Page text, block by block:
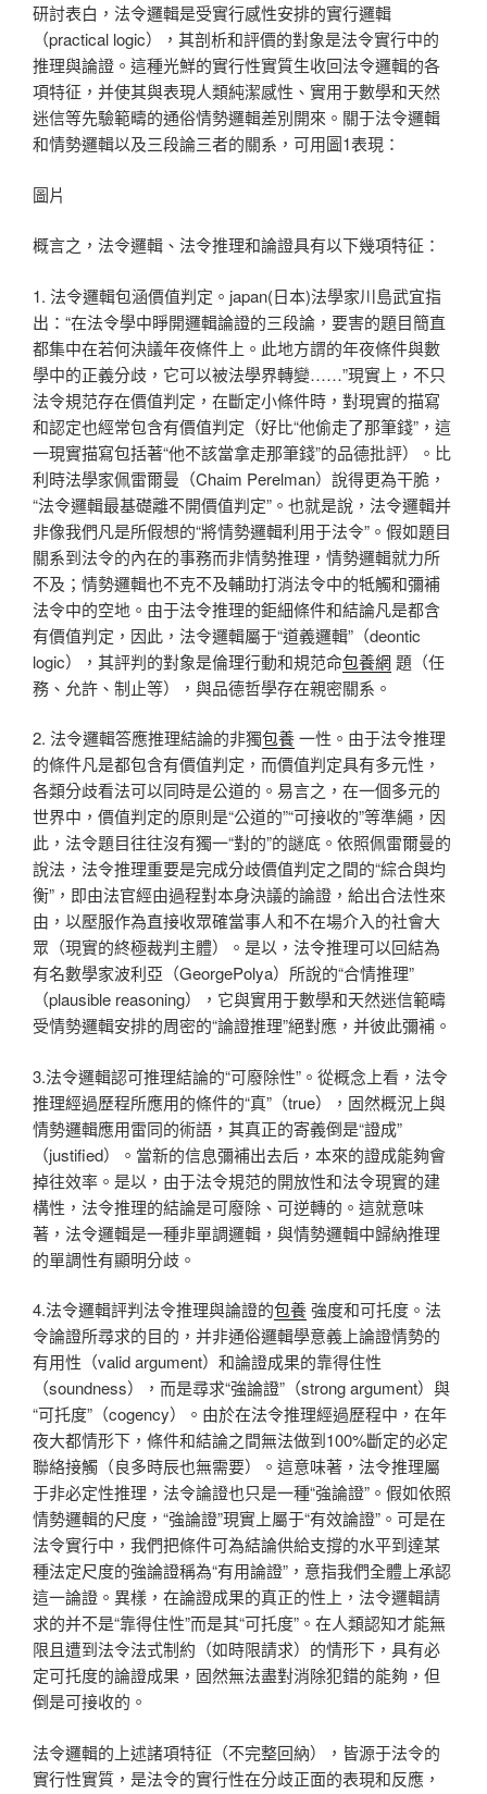
研討表白，法令邏輯是受實行感性安排的實行邏輯
（practical logic），其剖析和評價的對象是法令實行中的
推理與論證。這種光鮮的實行性實質生收回法令邏輯的各
項特征，并使其與表現人類純潔感性、實用于數學和天然
迷信等先驗範疇的通俗情勢邏輯差別開來。關于法令邏輯
和情勢邏輯以及三段論三者的關系，可用圖1表現：
圖片
概言之，法令邏輯、法令推理和論證具有以下幾項特征：
1. 法令邏輯包涵價值判定。japan(日本)法學家川島武宜指
出：“在法令學中睜開邏輯論證的三段論，要害的題目簡直
都集中在若何決議年夜條件上。此地方謂的年夜條件與數
學中的正義分歧，它可以被法學界轉變……”現實上，不只
法令規范存在價值判定，在斷定小條件時，對現實的描寫
和認定也經常包含有價值判定（好比“他偷走了那筆錢”，這
一現實描寫包括著“他不該當拿走那筆錢”的品德批評）。比
利時法學家佩雷爾曼（Chaim Perelman）說得更為干脆，
“法令邏輯最基礎離不開價值判定”。也就是說，法令邏輯并
非像我們凡是所假想的“將情勢邏輯利用于法令”。假如題目
關系到法令的內在的事務而非情勢推理，情勢邏輯就力所
不及；情勢邏輯也不克不及輔助打消法令中的牴觸和彌補
法令中的空地。由于法令推理的鉅細條件和結論凡是都含
有價值判定，因此，法令邏輯屬于“道義邏輯”（deontic
logic），其評判的對象是倫理行動和規范命包養網 題（任
務、允許、制止等），與品德哲學存在親密關系。
2. 法令邏輯答應推理結論的非獨包養一性。由于法令推理
的條件凡是都包含有價值判定，而價值判定具有多元性，
各類分歧看法可以同時是公道的。易言之，在一個多元的
世界中，價值判定的原則是“公道的”“可接收的”等準繩，因
此，法令題目往往沒有獨一“對的”的謎底。依照佩雷爾曼的
說法，法令推理重要是完成分歧價值判定之間的“綜合與均
衡”，即由法官經由過程對本身決議的論證，給出合法性來
由，以壓服作為直接收眾確當事人和不在場介入的社會大
眾（現實的終極裁判主體）。是以，法令推理可以回結為
有名數學家波利亞（GeorgePolya）所說的“合情推理”
（plausible reasoning），它與實用于數學和天然迷信範疇
受情勢邏輯安排的周密的“論證推理”絕對應，并彼此彌補。
3.法令邏輯認可推理結論的“可廢除性”。從概念上看，法令
推理經過歷程所應用的條件的“真”（true），固然概況上與
情勢邏輯應用雷同的術語，其真正的寄義倒是“證成”
（justified）。當新的信息彌補出去后，本來的證成能夠會
掉往效率。是以，由于法令規范的開放性和法令現實的建
構性，法令推理的結論是可廢除、可逆轉的。這就意味
著，法令邏輯是一種非單調邏輯，與情勢邏輯中歸納推理
的單調性有顯明分歧。
4.法令邏輯評判法令推理與論證的包養強度和可托度。法
令論證所尋求的目的，并非通俗邏輯學意義上論證情勢的
有用性（valid argument）和論證成果的靠得住性
（soundness），而是尋求“強論證”（strong argument）與
“可托度”（cogency）。由於在法令推理經過歷程中，在年
夜大都情形下，條件和結論之間無法做到100%斷定的必定
聯絡接觸（良多時辰也無需要）。這意味著，法令推理屬
于非必定性推理，法令論證也只是一種“強論證”。假如依照
情勢邏輯的尺度，“強論證”現實上屬于“有效論證”。可是在
法令實行中，我們把條件可為結論供給支撐的水平到達某
種法定尺度的強論證稱為“有用論證”，意指我們全體上承認
這一論證。異樣，在論證成果的真正的性上，法令邏輯請
求的并不是“靠得住性”而是其“可托度”。在人類認知才能無
限且遭到法令法式制約（如時限請求）的情形下，具有必
定可托度的論證成果，固然無法盡對消除犯錯的能夠，但
倒是可接收的。
法令邏輯的上述諸項特征（不完整回納），皆源于法令的
實行性實質，是法令的實行性在分歧正面的表現和反應，